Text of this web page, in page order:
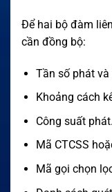
Để hai bộ đàm
cần đồng bộ:
Tần số phát
Khoảng cách
Công suất phát.
Mã CTCSS
Mã gọi chọn